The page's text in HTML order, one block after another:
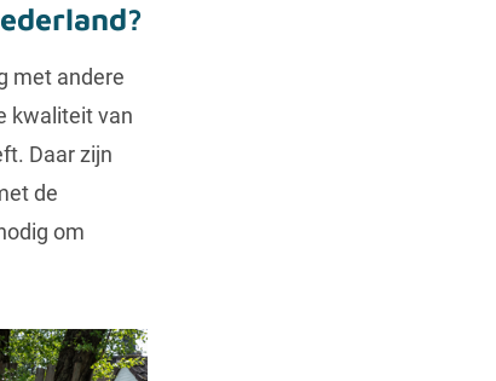
met andere
kwaliteit van
Daar zijn
de
om